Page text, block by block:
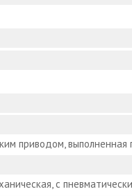
приводом,
с